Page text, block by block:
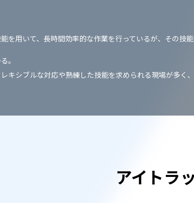
を用いて、長時間効率的な作業を行っているが、その技
。
キシブルな対応や熟練した技能を求められる現場が多く
アイトラ